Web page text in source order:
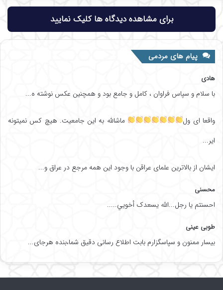
برای مشاهده دیدگاه ها کلیک نمایید
پیام های مردمی
هادی
با سلام و سپاس فراوان ، کامل و جامع بود و همچنین عکس نوشته ه...
واقعا ای ول
ماشالله به این جامعیت. هیچ کس نمیتونه
ایر...
ایشان از بالاترین علمای عراقن با وجود این همه مرجع در عراق و...
محسنی
احسنتم یا رجل...الله یسعدک أخويي.....
طوبی عینی
بیسار ممنون و سپاسگزارم بابت اطلاع رسانی دقیق شما،بنده هرجای...